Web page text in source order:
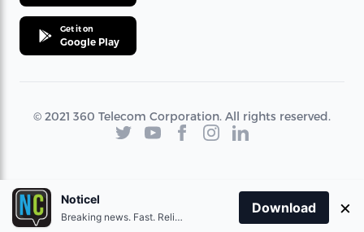
Get it on
Google Play
© 2021 360 Telecom Corporation. All rights reserved.
Noticel
Breaking news. Fast. Reliable.
Download ×